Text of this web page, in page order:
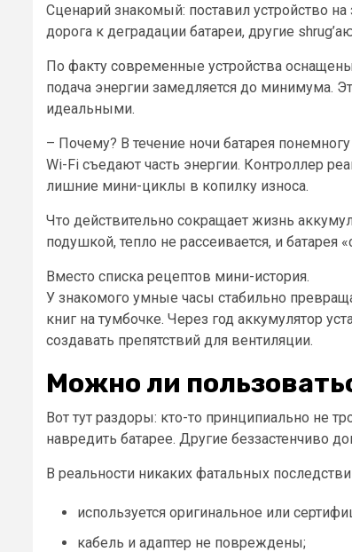
Сценарий знакомый: поставил устройство на
дорога к деградации батареи, другие
По факту современные устройства
подача энергии замедляется до минимума.
идеальными.
– Почему? В течение ночи батарея
Wi-Fi съедают часть энергии. Контроллер
лишние мини-циклы в копилку износа.
Что действительно сокращает жизнь
подушкой, тепло не рассеивается, и батарея
Вместо списка рецептов мини-история.
У знакомого умные часы стабильно
книг на тумбочке. Через год аккумулятор
создавать препятствий для вентиляции.
Можно ли
Вот тут раздоры: кто-то принципиально не
навредить батарее. Другие беззастенчиво
В реальности никаких фатальных
используется оригинальное или
кабель и адаптер не повреждены;